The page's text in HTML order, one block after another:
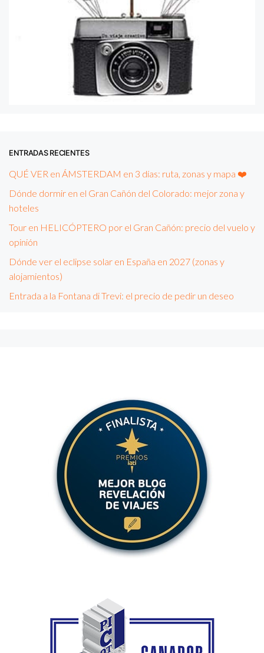
ENTRADAS RECIENTES
QUÉ VER en ÁMSTERDAM en 3 días: ruta, zonas y mapa ❤️
Dónde dormir en el Gran Cañón del Colorado: mejor zona y
hoteles
Tour en HELICÓPTERO por el Gran Cañón: precio del vuelo y
opinión
Dónde ver el eclipse solar en España en 2027 (zonas y
alojamientos)
Entrada a la Fontana di Trevi: el precio de pedir un deseo